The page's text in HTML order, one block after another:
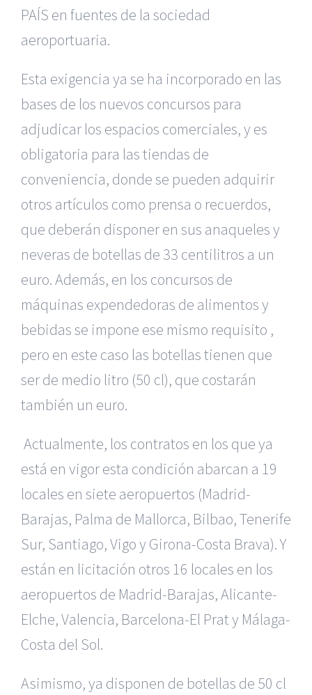
PAÍS en fuentes de la sociedad
aeroportuaria.
Esta exigencia ya se ha incorporado en las
bases de los nuevos concursos para
adjudicar los espacios comerciales, y es
obligatoria para las tiendas de
conveniencia, donde se pueden adquirir
otros artículos como prensa o recuerdos,
que deberán disponer en sus anaqueles y
neveras de botellas de 33 centilitros a un
euro. Además, en los concursos de
máquinas expendedoras de alimentos y
bebidas se impone ese mismo requisito ,
pero en este caso las botellas tienen que
ser de medio litro (50 cl), que costarán
también un euro.
Actualmente, los contratos en los que ya
está en vigor esta condición abarcan a 19
locales en siete aeropuertos (Madrid-
Barajas, Palma de Mallorca, Bilbao, Tenerife
Sur, Santiago, Vigo y Girona-Costa Brava). Y
están en licitación otros 16 locales en los
aeropuertos de Madrid-Barajas, Alicante-
Elche, Valencia, Barcelona-El Prat y Málaga-
Costa del Sol.
Asimismo, ya disponen de botellas de 50 cl